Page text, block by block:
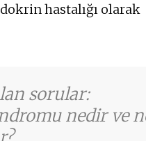
hastalığı olarak
sorular:
nedir ve